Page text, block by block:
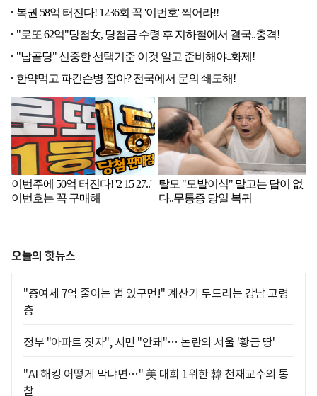
오늘의 핫뉴스
"증여세 7억 줄이는 법 있구먼!" 계산기 두드리는 강남 고령
층
정부 "아파트 짓자", 시민 "안돼"… 논란의 서울 '황금 땅'
"AI 해킹 어떻게 막냐면…" 美 대회 1위한 韓 천재교수의 통
찰